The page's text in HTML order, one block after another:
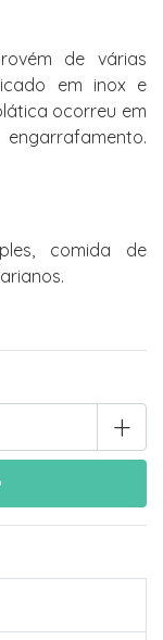
de várias
em inox e
ocorreu em
comida de
+